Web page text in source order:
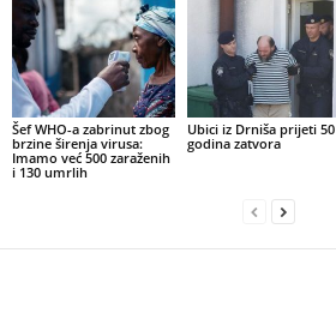
Šef WHO-a zabrinut zbog
brzine širenja virusa:
Imamo već 500 zaraženih
i 130 umrlih
Ubici iz Drniša prijeti 50
godina zatvora